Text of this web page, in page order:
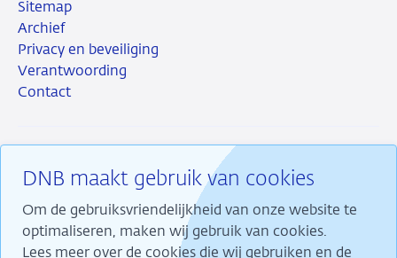
DNB maakt gebruik van cookies
Om de gebruiksvriendelijkheid van onze website te
optimaliseren, maken wij gebruik van cookies.
Lees meer over de cookies die wij gebruiken en de
Sitemap
Archief
Privacy en beveiliging
Verantwoording
Contact
RSS InstagramLinkedin
X